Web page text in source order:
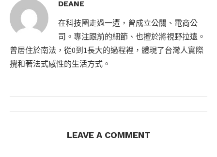
DEANE
在科技圈走過一遭，曾成立公關、電商公
司。專注跟前的細節、也擅於將視野拉遠。
曾居住於南法，從0到1長大的過程裡，體現了台灣人實際
攪和著法式感性的生活方式。
LEAVE A COMMENT